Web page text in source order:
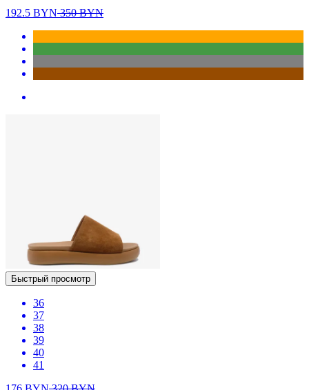
192.5 BYN350BYN
Быстрый просмотр
36
37
38
39
40
41